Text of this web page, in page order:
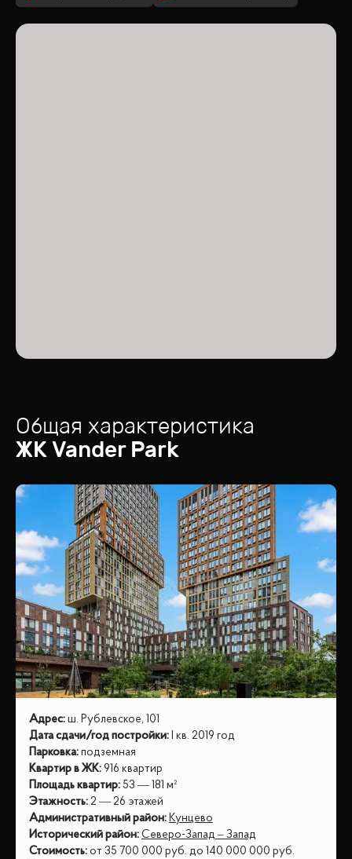
Общая характеристика
ЖКVander Park
Адрес: ш. Рублевское, 101
Дата сдачи/год постройки: I кв. 2019 год
Парковка: подземная
Квартир в ЖК: 916 квартир
Площадь квартир: 53 — 181 м²
Этажность: 2 — 26 этажей
Административный район: Кунцево
Исторический район: Северо-Запад – Запад
Стоимость: от 35 700 000 руб. до 140 000 000 руб.